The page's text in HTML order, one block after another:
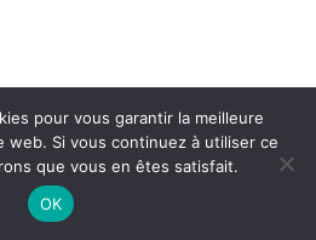
pour vous garantir la meilleure
Si vous continuez à utiliser ce
que vous en êtes satisfait.
OK